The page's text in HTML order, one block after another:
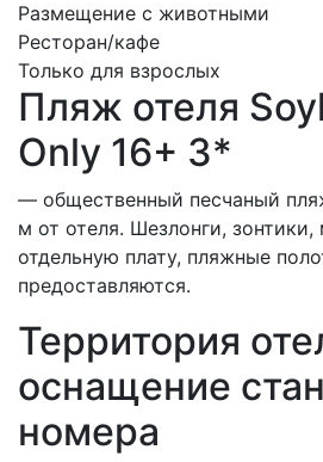
Размещение с животными
Ресторан/кафе
Только для взрослых
Пляж отеля
Only 16+ 3*
— общественный песчаный
м от отеля. Шезлонги,
отдельную плату, пляжные
предоставляются.
Территория
оснащение
номера